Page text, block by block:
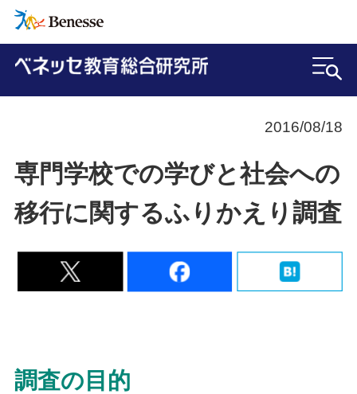
2016/08/18
専門学校での学びと社会への
移行に関するふりかえり調査
調査の目的